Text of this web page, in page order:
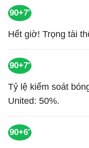
90+7'
Hết giờ! Trọng tài
90+7'
Tỷ lệ kiểm soát
United: 50%.
90+6'